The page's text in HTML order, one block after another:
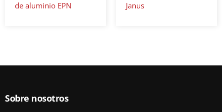
de aluminio EPN
Janus
Sobre nosotros